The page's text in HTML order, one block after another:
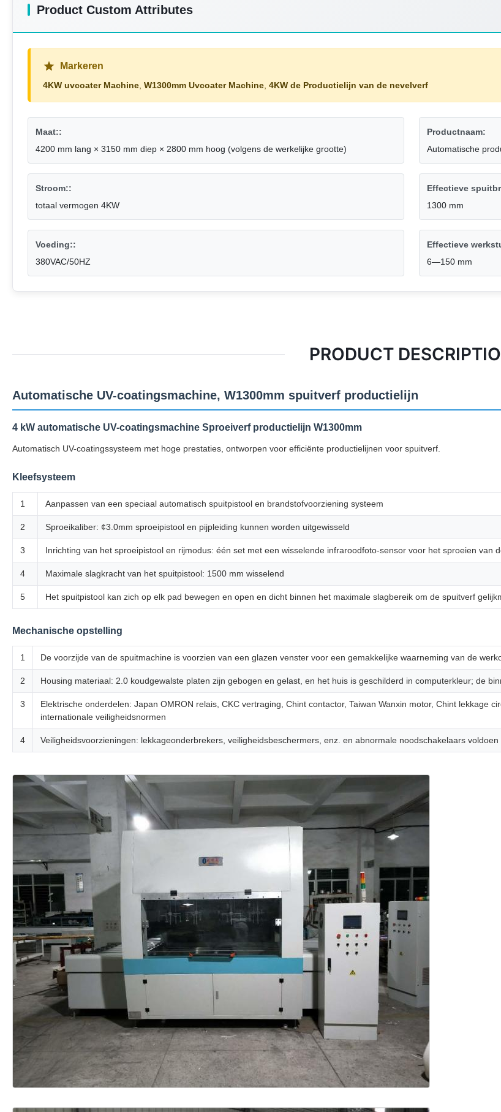
Product Custom Attributes
Markeren
4KW uvcoater Machine W1300mm Uvcoater Machine 4KW de Productielijn van de nevelverf
Maat::
4200 mm lang × 3150 mm diep × 2800 mm hoog (volgens de werkelijke grootte)
Productnaam:
Automatische
Stroom::
totaal vermogen 4KW
Effectieve
1300 mm
Voeding::
380VAC/50HZ
Effectieve
6—150 mm
PRODUCT
Automatische UV-coatingsmachine, W1300mm spuitverf productielijn
4 kW automatische UV-coatingsmachine Sproeiverf productielijn W1300mm
Automatisch UV-coatingssysteem met hoge prestaties, ontworpen voor efficiënte productielijnen voor spuitverf.
Kleefsysteem
1 Aanpassen van een speciaal automatisch spuitpistool en brandstofvoorziening systeem
2 Sproeikaliber: ¢3.0mm sproeipistool en pijpleiding kunnen worden uitgewisseld
3 Inrichting van het sproeipistool en rijmodus: één set met een wisselende infraroodfoto-sensor voor het sproeien van
4 Maximale slagkracht van het spuitpistool: 1500 mm wisselend
5 Het spuitpistool kan zich op elk pad bewegen en open en dicht binnen het maximale slagbereik om de spuitverf
Mechanische opstelling
1 De voorzijde van de spuitmachine is voorzien van een glazen venster voor een gemakkelijke waarneming van de
2 Housing materiaal: 2.0 koudgewalste platen zijn gebogen en gelast, en het huis is geschilderd in computerkleur; de
3
Elektrische onderdelen: Japan OMRON relais, CKC vertraging, Chint contactor, Taiwan Wanxin motor, Chint lekkage
internationale veiligheidsnormen
4 Veiligheidsvoorzieningen: lekkageonderbrekers, veiligheidsbeschermers, enz. en abnormale noodschakelaars